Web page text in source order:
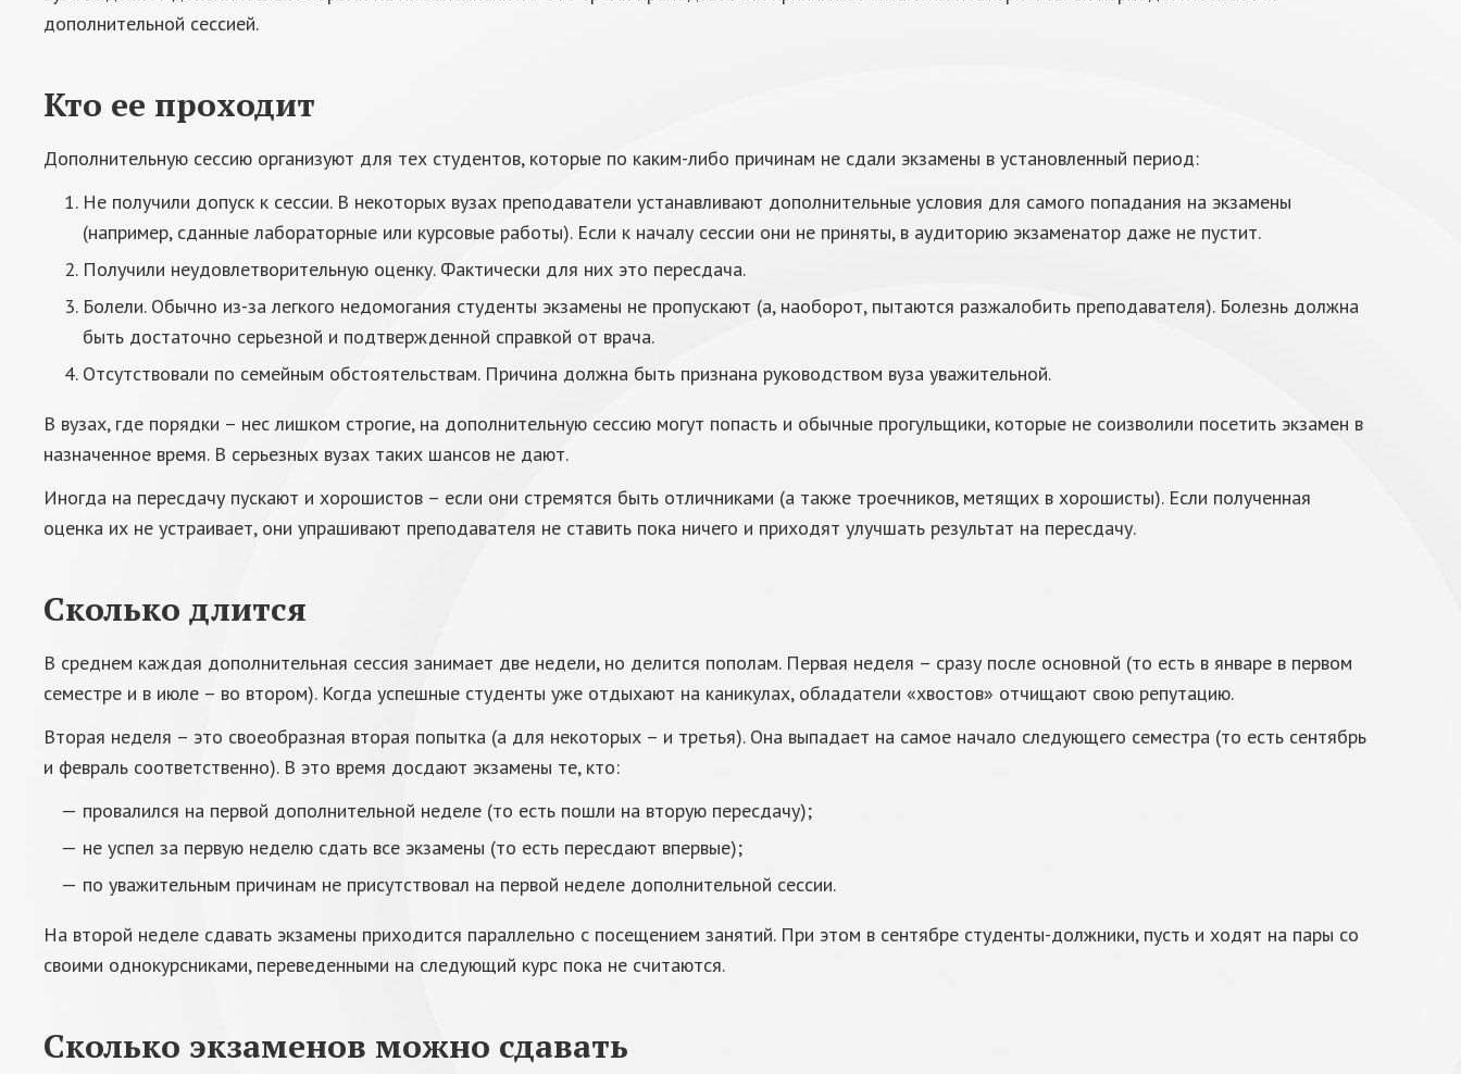
дополнительной сессией.
Кто ее проходит
Дополнительную сессию организуют для тех студентов, которые по каким-либо причинам не сдали экзамены в установленный период:
Не получили допуск к сессии. В некоторых вузах преподаватели устанавливают дополнительные условия для самого попадания на экзамены
(например, сданные лабораторные или курсовые работы). Если к началу сессии они не приняты, в аудиторию экзаменатор даже не пустит.
Получили неудовлетворительную оценку. Фактически для них это пересдача.
Болели. Обычно из-за легкого недомогания студенты экзамены не пропускают (а, наоборот, пытаются разжалобить преподавателя). Болезнь должна
быть достаточно серьезной и подтвержденной справкой от врача.
Отсутствовали по семейным обстоятельствам. Причина должна быть признана руководством вуза уважительной.
В вузах, где порядки – нес лишком строгие, на дополнительную сессию могут попасть и обычные прогульщики, которые не соизволили посетить экзамен в
назначенное время. В серьезных вузах таких шансов не дают.
Иногда на пересдачу пускают и хорошистов – если они стремятся быть отличниками (а также троечников, метящих в хорошисты). Если полученная
оценка их не устраивает, они упрашивают преподавателя не ставить пока ничего и приходят улучшать результат на пересдачу.
Сколько длится
В среднем каждая дополнительная сессия занимает две недели, но делится пополам. Первая неделя – сразу после основной (то есть в январе в первом
семестре и в июле – во втором). Когда успешные студенты уже отдыхают на каникулах, обладатели «хвостов» отчищают свою репутацию.
Вторая неделя – это своеобразная вторая попытка (а для некоторых – и третья). Она выпадает на самое начало следующего семестра (то есть сентябрь
и февраль соответственно). В это время досдают экзамены те, кто:
провалился на первой дополнительной неделе (то есть пошли на вторую пересдачу);
не успел за первую неделю сдать все экзамены (то есть пересдают впервые);
по уважительным причинам не присутствовал на первой неделе дополнительной сессии.
На второй неделе сдавать экзамены приходится параллельно с посещением занятий. При этом в сентябре студенты-должники, пусть и ходят на пары со
своими однокурсниками, переведенными на следующий курс пока не считаются.
Сколько экзаменов можно сдавать